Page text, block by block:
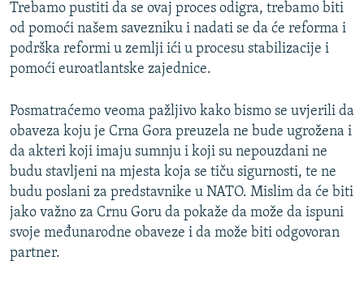
Trebamo pustiti da se ovaj proces odigra, trebamo biti
od pomoći našem savezniku i nadati se da će reforma i
podrška reformi u zemlji ići u procesu stabilizacije i
pomoći euroatlantske zajednice.
Posmatraćemo veoma pažljivo kako bismo se uvjerili da
obaveza koju je Crna Gora preuzela ne bude ugrožena i
da akteri koji imaju sumnju i koji su nepouzdani ne
budu stavljeni na mjesta koja se tiču sigurnosti, te ne
budu poslani za predstavnike u NATO. Mislim da će biti
jako važno za Crnu Goru da pokaže da može da ispuni
svoje međunarodne obaveze i da može biti odgovoran
partner.